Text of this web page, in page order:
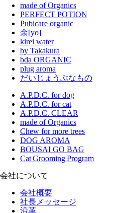
made of Organics
PERFECT POTION
Pubicare organic
余[yo]
kirei water
by Takakura
bda ORGANIC
plug aroma
だいじょうぶなもの
A.P.D.C. for dog
A.P.D.C. for cat
A.P.D.C. CLEAR
made of Organics
Chew for more trees
DOG AROMA
BOUSAI GO BAG
Cat Grooming Program
会社について
会社概要
社長メッセージ
沿革